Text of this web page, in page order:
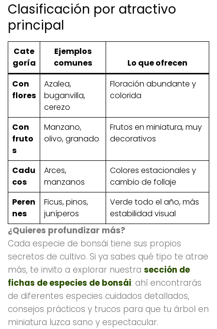
Clasificación por atractivo
principal
Cate
goría
Ejemplos
comunes
Lo que ofrecen
Con
flores
Azalea,
buganvilla,
cerezo
Floración abundante y
colorida
Con
fruto
s
Manzano,
olivo, granado
Frutos en miniatura, muy
decorativos
Cadu
cos
Arces,
manzanos
Colores estacionales y
cambio de follaje
Peren
nes
Ficus, pinos,
juníperos
Verde todo el año, más
estabilidad visual
¿Quieres profundizar más?
Cada especie de bonsái tiene sus propios
secretos de cultivo. Si ya sabes qué tipo te atrae
más, te invito a explorar nuestra sección de
fichas de especies de bonsái: ahí encontrarás
de diferentes especies cuidados detallados,
consejos prácticos y trucos para que tu árbol en
miniatura luzca sano y espectacular.